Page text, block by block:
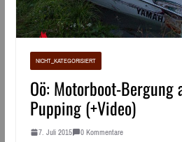
NICHT_KATEGORISIERT
Oö: Motorboot-Bergung
Pupping (+Video)
7. Juli 2015 0 Kommentare